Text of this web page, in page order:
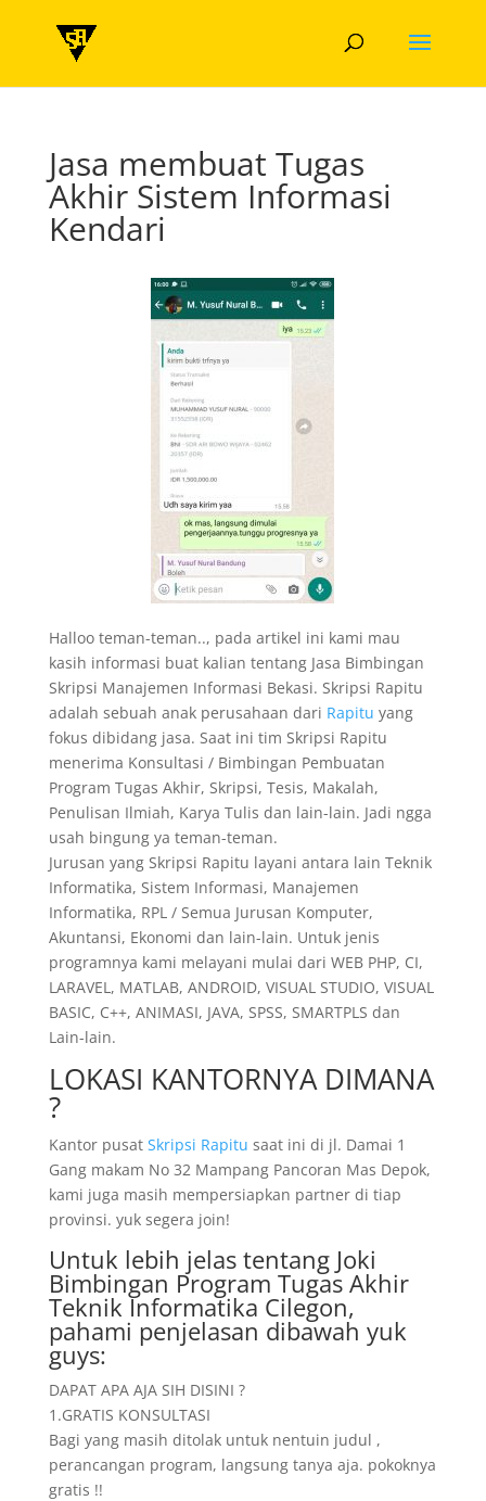
Jasa membuat Tugas
Akhir Sistem Informasi
Kendari
Halloo teman-teman.., pada artikel ini kami mau
kasih informasi buat kalian tentang Jasa Bimbingan
Skripsi Manajemen Informasi Bekasi. Skripsi Rapitu
adalah sebuah anak perusahaan dari Rapitu yang
fokus dibidang jasa. Saat ini tim Skripsi Rapitu
menerima Konsultasi / Bimbingan Pembuatan
Program Tugas Akhir, Skripsi, Tesis, Makalah,
Penulisan Ilmiah, Karya Tulis dan lain-lain. Jadi ngga
usah bingung ya teman-teman.
Jurusan yang Skripsi Rapitu layani antara lain Teknik
Informatika, Sistem Informasi, Manajemen
Informatika, RPL / Semua Jurusan Komputer,
Akuntansi, Ekonomi dan lain-lain. Untuk jenis
programnya kami melayani mulai dari WEB PHP, CI,
LARAVEL, MATLAB, ANDROID, VISUAL STUDIO, VISUAL
BASIC, C++, ANIMASI, JAVA, SPSS, SMARTPLS dan
Lain-lain.
LOKASI KANTORNYA DIMANA
?
Kantor pusat Skripsi Rapitu saat ini di jl. Damai 1
Gang makam No 32 Mampang Pancoran Mas Depok,
kami juga masih mempersiapkan partner di tiap
provinsi. yuk segera join!
Untuk lebih jelas tentang Joki
Bimbingan Program Tugas Akhir
Teknik Informatika Cilegon,
pahami penjelasan dibawah yuk
guys:
DAPAT APA AJA SIH DISINI ?
1.GRATIS KONSULTASI
Bagi yang masih ditolak untuk nentuin judul ,
perancangan program, langsung tanya aja. pokoknya
gratis !!